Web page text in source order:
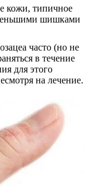
кожи, типичное
шишками
часто (но не
в течение
для этого
на лечение.